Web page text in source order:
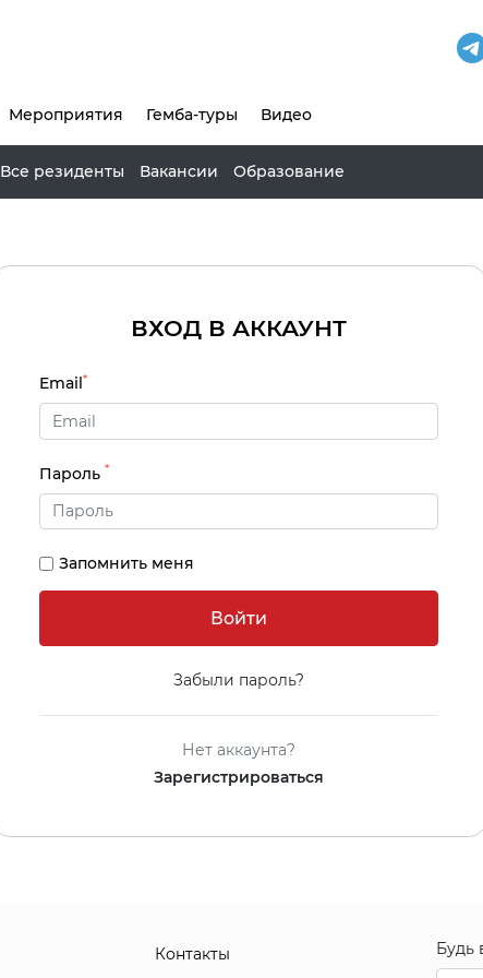
Мероприятия Гемба-туры Видео
Все резиденты Вакансии Образование
ВХОД В АККАУНТ
Email*
Пароль*
Запомнить меня
Забыли пароль?
Нет аккаунта?
Зарегистрироваться
Контакты
Будь